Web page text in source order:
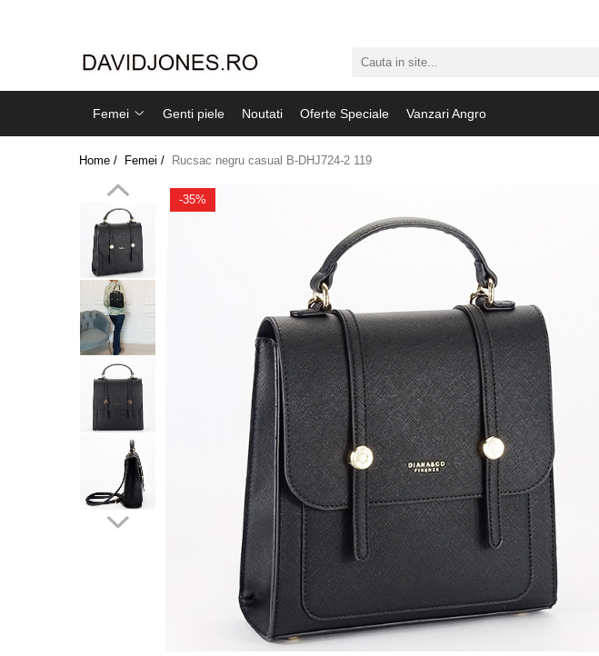
Camasi si topuri
Cizme si botine
Mocasini si balerini
Femei Genti piele Noutati Oferte Speciale Vanzari Angro
Home / Femei / Rucsac negru casual B-DHJ724-2 119
-35%